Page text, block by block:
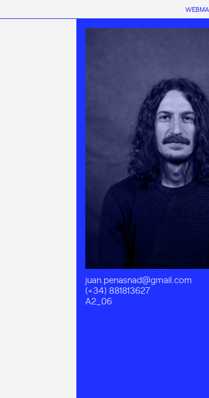
juan.penasnad@gmail.com
(+34) 881813627
A2_06